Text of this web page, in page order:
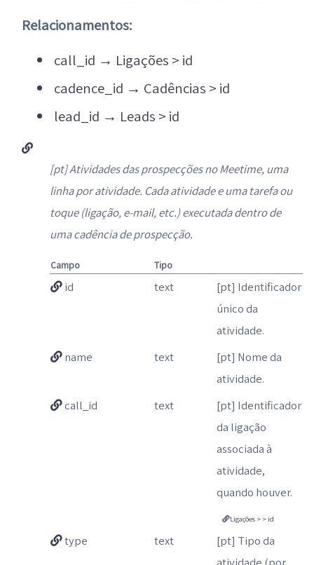
Relacionamentos:
call_id → Ligações > id
cadence_id → Cadências > id
lead_id → Leads > id
[pt] Atividades das prospecções no Meetime, uma
linha por atividade. Cada atividade e uma tarefa ou
toque (ligação, e-mail, etc.) executada dentro de
uma cadência de prospecção.
Campo Tipo
id text
[pt] Identificador
único da
atividade.
name
text
[pt] Nome da
atividade.
call_id
text
[pt] Identificador
da ligação
associada à
atividade,
quando houver.
Ligações > > id
type text
[pt] Tipo da